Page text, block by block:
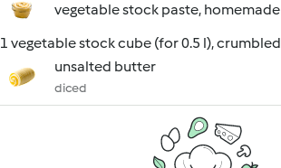
vegetable stock paste, homemade
1 vegetable stock cube (for 0.5 l), crumbled
unsalted butter
diced